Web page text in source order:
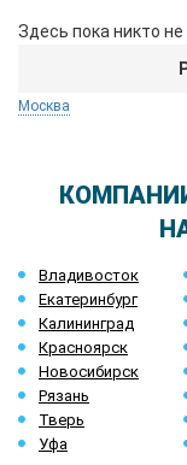
Здесь пока никто
Москва
Владивосток
Екатеринбург
Калининград
Красноярск
Новосибирск
Рязань
Тверь
Уфа